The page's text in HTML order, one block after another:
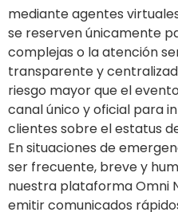
mediante agentes
se reserven únicamente
complejas o la atención
transparente y
riesgo mayor que el
canal único y oficial para
clientes sobre el estatus
En situaciones de
ser frecuente, breve y
nuestra plataforma Omni
emitir comunicados